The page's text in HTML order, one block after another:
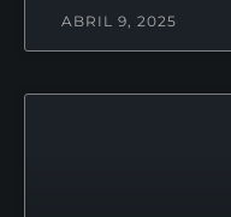
ABRIL 9, 2025